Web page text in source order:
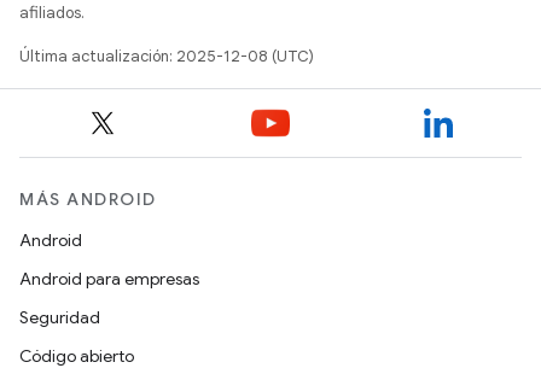
afiliados.
Última actualización: 2025-12-08 (UTC)
MÁS ANDROID
Android
Android para empresas
Seguridad
Código abierto